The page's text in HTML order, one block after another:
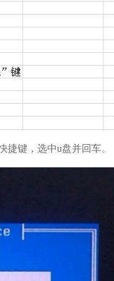
捷键，选中u盘并回车。